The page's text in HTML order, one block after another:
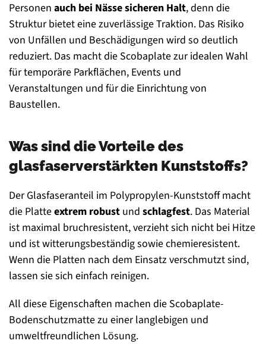
Personen auch bei Nässe sicheren Halt, denn die
Struktur bietet eine zuverlässige Traktion. Das Risiko
von Unfällen und Beschädigungen wird so deutlich
reduziert. Das macht die Scobaplate zur idealen Wahl
für temporäre Parkflächen, Events und
Veranstaltungen und für die Einrichtung von
Baustellen.
Was sind die Vorteile des
glasfaserverstärkten Kunststoffs?
Der Glasfaseranteil im Polypropylen-Kunststoff macht
die Platteextrem robust und schlagfest. Das Material
ist maximal bruchresistent, verzieht sich nicht bei Hitze
und ist witterungsbeständig sowie chemieresistent.
Wenn die Platten nach dem Einsatz verschmutzt sind,
lassen sie sich einfach reinigen.
All diese Eigenschaften machen die Scobaplate-
Bodenschutzmatte zu einer langlebigen und
umweltfreundlichen Lösung.